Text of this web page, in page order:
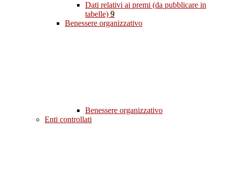
Dati relativi ai premi (da pubblicare in
tabelle) 9
Benessere organizzativo
Benessere organizzativo
Enti controllati